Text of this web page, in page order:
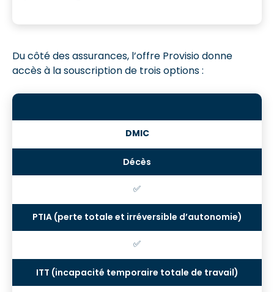
Du côté des assurances, l’offre Provisio donne
accès à la souscription de trois options :
DMIC
✅
✅